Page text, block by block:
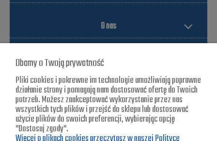
O nas
Blade-zone
ul. Jagiellońska 25
Dbamy o Twoją prywatność
Pliki cookies i pokrewne im technologie umożliwiają poprawne
działanie strony i pomagają nam dostosować ofertę do Twoich
potrzeb. Możesz zaakceptować wykorzystanie przez nas
wszystkich tych plików i przejść do sklepu lub dostosować
użycie plików do swoich preferencji, wybierając opcję
"Dostosuj zgody".